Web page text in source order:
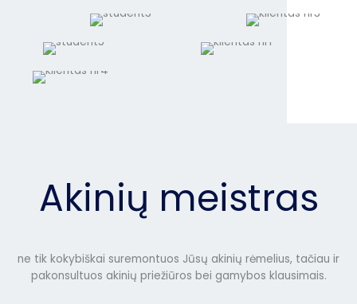
Akinių meistras
ne tik kokybiškai suremontuos Jūsų akinių rėmelius, tačiau ir
pakonsultuos akinių priežiūros bei gamybos klausimais.